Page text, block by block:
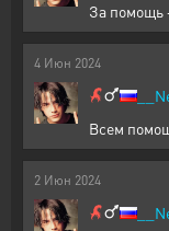
За помощь
4 Июн 2024
Всем
2 Июн 2024